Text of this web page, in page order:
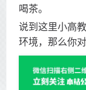
喝茶。
说到这里小高
环境，那么你